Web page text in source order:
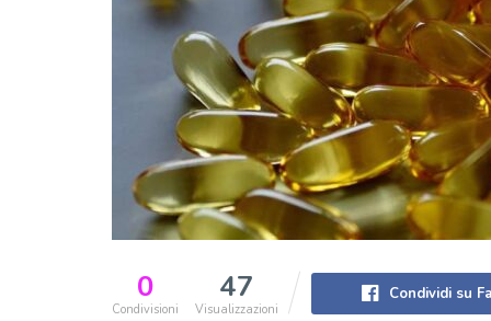
0
Condivisioni
47
Visualizzazioni
Condividi su